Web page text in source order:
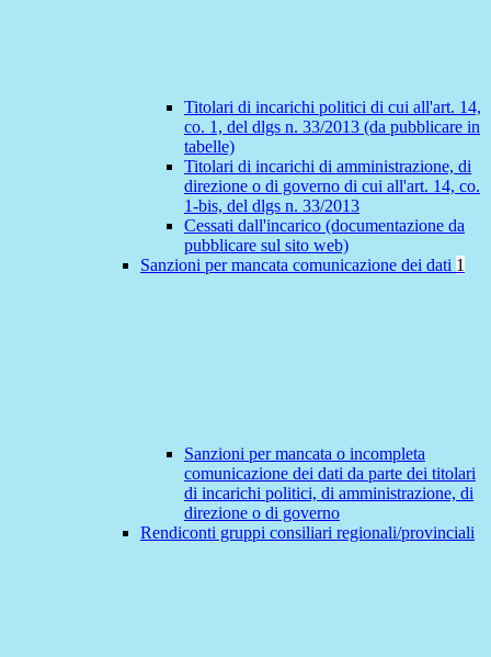
Titolari di incarichi politici di cui all'art. 14,
co. 1, del dlgs n. 33/2013 (da pubblicare in
tabelle)
Titolari di incarichi di amministrazione, di
direzione o di governo di cui all'art. 14, co.
1-bis, del dlgs n. 33/2013
Cessati dall'incarico (documentazione da
pubblicare sul sito web)
Sanzioni per mancata comunicazione dei dati 1
Sanzioni per mancata o incompleta
comunicazione dei dati da parte dei titolari
di incarichi politici, di amministrazione, di
direzione o di governo
Rendiconti gruppi consiliari regionali/provinciali